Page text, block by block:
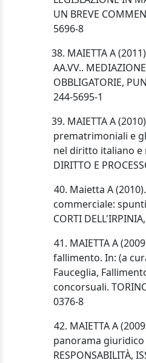
UN BREVE
5696-8
38. MAIETTA A
AA.VV..
OBBLIGATORIE,
244-5695-1
39. MAIETTA A
prematrimoniali e
nel diritto italiano
DIRITTO E
40. Maietta A
commerciale:
CORTI
41. MAIETTA A
fallimento. In: (a
Fauceglia,
concorsuali.
0376-8
42. MAIETTA A
panorama giuridico
RESPONSABILITÀ,